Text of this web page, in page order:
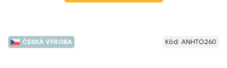
ČESKÁ VÝROBA Kód: ANHTO260